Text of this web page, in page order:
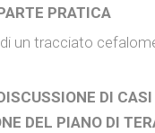
PRATICA
un tracciato
DI
DEL PIANO DI